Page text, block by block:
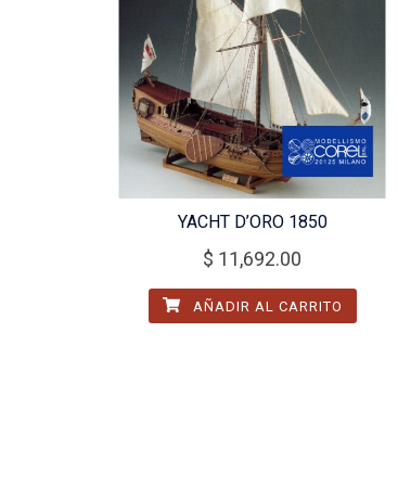
YACHT D’ORO 1850
$ 11,692.00
AÑADIR AL CARRITO